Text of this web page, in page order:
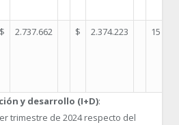
$ 2.737.662 $ 2.374.223 15
y desarrollo (I+D):
trimestre de 2024 respecto del